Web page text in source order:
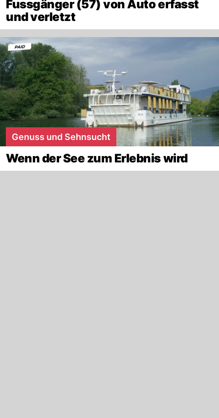
Fussgänger (57) von Auto erfasst
und verletzt
Genuss und Sehnsucht
Wenn der See zum Erlebnis wird